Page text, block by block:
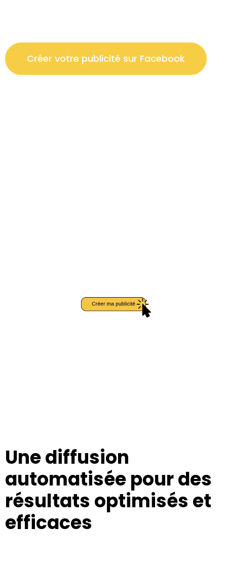
Créer votre publicité sur Facebook
Une diffusion
automatisée pour des
résultats optimisés et
efficaces